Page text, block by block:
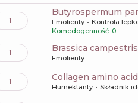
1
butyrospermum
Emolienty
Kontrola
Komedogenność: 0
1 brassica
Emolienty
1 collagen amino
Humektanty Składnik